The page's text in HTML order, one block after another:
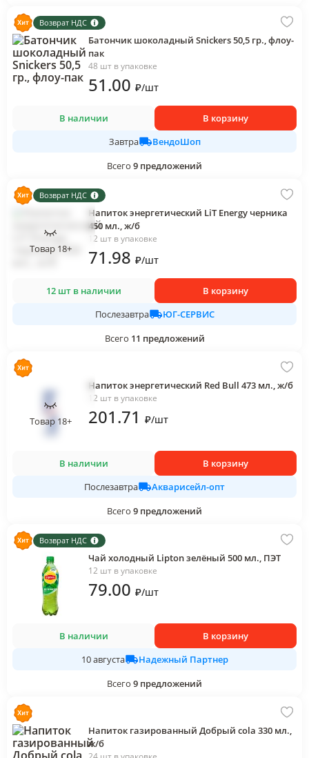
Возврат НДС
Батончик шоколадный Snickers 50,5 гр., флоу-
пак
48 шт в упаковке
51.00 ₽/шт
В наличии
В корзину
Завтра
ВендоШоп
Всего 9 предложений
Возврат НДС
Товар 18+
Напиток энергетический LiT Energy черника
450 мл., ж/б
12 шт в упаковке
71.98 ₽/шт
12 шт в наличии
В корзину
Послезавтра
ЮГ-СЕРВИС
Всего 11 предложений
Товар 18+
Напиток энергетический Red Bull 473 мл., ж/б
12 шт в упаковке
201.71 ₽/шт
В наличии
В корзину
Послезавтра
Акварисейл-опт
Всего 9 предложений
Возврат НДС
Чай холодный Lipton зелёный 500 мл., ПЭТ
12 шт в упаковке
79.00 ₽/шт
В наличии
В корзину
10 августа
Надежный Партнер
Всего 9 предложений
Напиток газированный Добрый cola 330 мл.,
ж/б